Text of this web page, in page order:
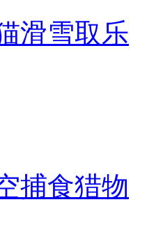
滑雪取乐
捕食猎物